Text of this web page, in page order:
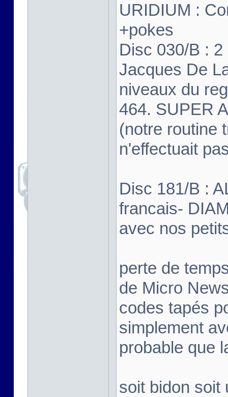
URIDIUM :
+pokes
Disc 030/B :
Jacques De
niveaux du
464. SUPER
(notre routine
n'effectuait
Disc 181/B :
francais-
avec nos
perte de
de Micro
codes tapés
simplement
probable que
soit bidon soit